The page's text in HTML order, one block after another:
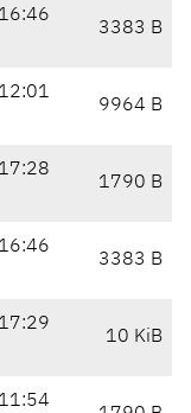
3383 B
9964 B
1790 B
3383 B
10 KiB